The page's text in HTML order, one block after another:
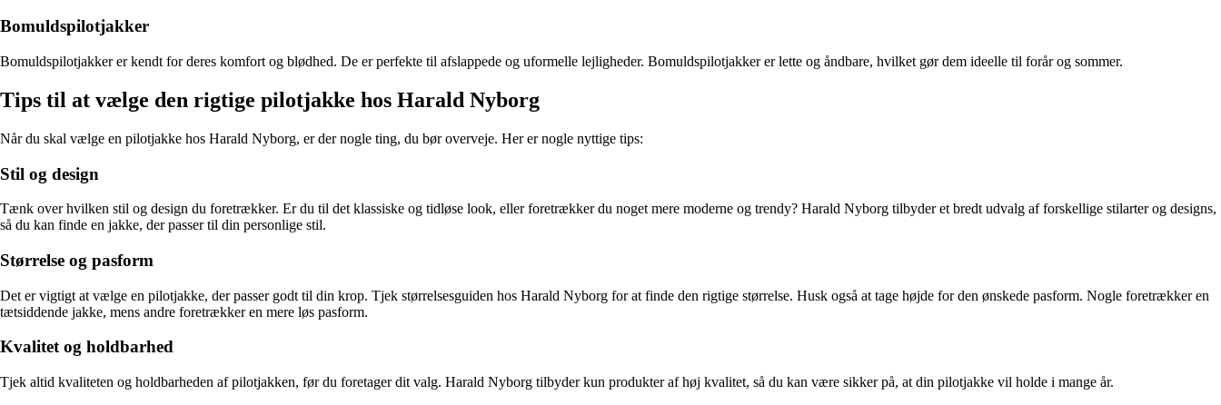
Bomuldspilotjakker
Bomuldspilotjakker er kendt for deres komfort og blødhed. De er perfekte til afslappede og uformelle lejligheder. Bomuldspilotjakker er lette og åndbare, hvilket gør dem ideelle til forår og sommer.
Tips til at vælge den rigtige pilotjakke hos Harald Nyborg
Når du skal vælge en pilotjakke hos Harald Nyborg, er der nogle ting, du bør overveje. Her er nogle nyttige tips:
Stil og design
Tænk over hvilken stil og design du foretrækker. Er du til det klassiske og tidløse look, eller foretrækker du noget mere moderne og trendy? Harald Nyborg tilbyder et bredt udvalg af forskellige stilarter og designs,
så du kan finde en jakke, der passer til din personlige stil.
Størrelse og pasform
Det er vigtigt at vælge en pilotjakke, der passer godt til din krop. Tjek størrelsesguiden hos Harald Nyborg for at finde den rigtige størrelse. Husk også at tage højde for den ønskede pasform. Nogle foretrækker en
tætsiddende jakke, mens andre foretrækker en mere løs pasform.
Kvalitet og holdbarhed
Tjek altid kvaliteten og holdbarheden af pilotjakken, før du foretager dit valg. Harald Nyborg tilbyder kun produkter af høj kvalitet, så du kan være sikker på, at din pilotjakke vil holde i mange år.